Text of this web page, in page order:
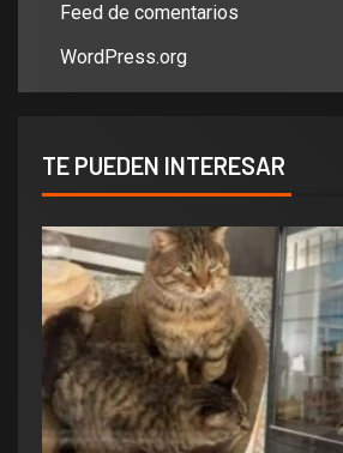
Feed de comentarios
WordPress.org
TE PUEDEN INTERESAR